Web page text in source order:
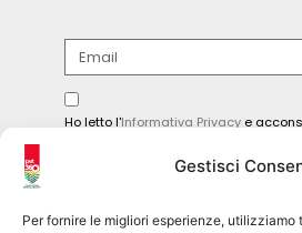
Gestisci
Per fornire le migliori esperienze,
Ho letto l'Informativa Privacy e
INVIA